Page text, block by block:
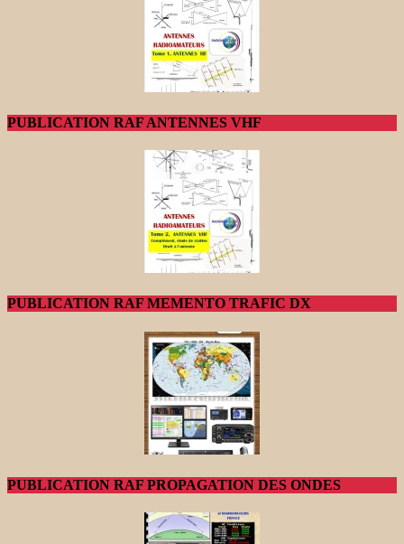
PUBLICATION RAF ANTENNES VHF
PUBLICATION RAF MEMENTO TRAFIC DX
PUBLICATION RAF PROPAGATION DES ONDES